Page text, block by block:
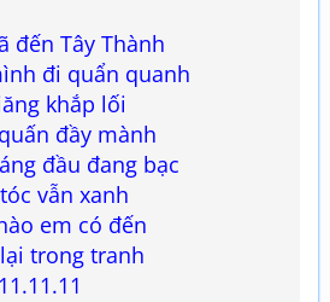
đến Tây Thành
đi quẩn quanh
khắp lối
đầy mành
đầu đang bạc
vẫn xanh
em có đến
trong tranh